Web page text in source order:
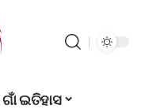
ଗାଁ ଇତିହାସ